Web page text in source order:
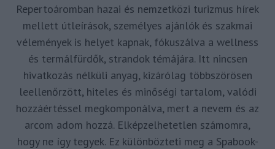
Repertoáromban hazai és nemzetközi turizmus hírek
mellett útleírások, személyes ajánlók és szakmai
vélemények is helyet kapnak, fókuszálva a wellness
és termálfürdők, strandok témájára. Itt nincsen
hivatkozás nélküli anyag, kizárólag többszörösen
leellenőrzött, hiteles és minőségi tartalom, valódi
hozzáértéssel megkomponálva, mert a nevem és az
arcom adom hozzá. Elképzelhetetlen számomra,
hogy ne így tegyek. Ez különbözteti meg a Spabook-